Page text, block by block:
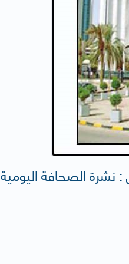
: نشرة الصحافة اليومية